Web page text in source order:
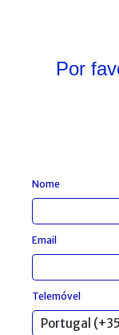
Por
Nome
Email
Telemóvel